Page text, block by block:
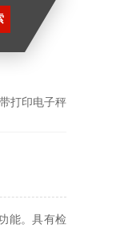
打印电子秤
能。具有检